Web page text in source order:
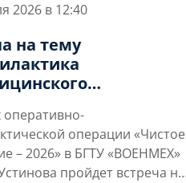
2026 в 12:40
на тему
средств и
среде»
оперативно-
операции «Чистое
– 2026» в БГТУ «ВОЕНМЕХ»
пройдет встреча на